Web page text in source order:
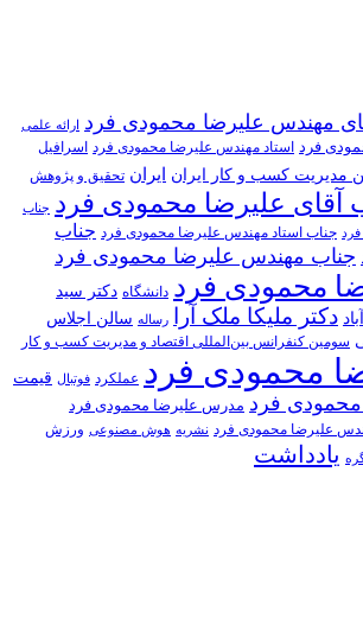
مهندس علیرضا محمودی فرد
ارائه علمی
فرد استاد مهندس علیرضا محمودی فرد
اسرافیل
مدیریت کسب و کار ایران ایران تحقیق و پژوهش
آقای علیرضا محمودی فرد جناب
جناب استاد مهندس علیرضا محمودی فرد جناب
جناب مهندس علیرضا محمودی فرد
محمودی فرد دانشگاه دکتر سید
دکتر ملیکا ملک آرا رساله سالن اجلاس
سومین کنفرانس بین‌المللی اقتصاد و مدیریت کسب و کار
محمودی فرد عملکرد فوتبال قیمت
فرد مدرس علیرضا محمودی فرد
علیرضا محمودی فرد نشریه هوش مصنوعی ورزش
یادداشت